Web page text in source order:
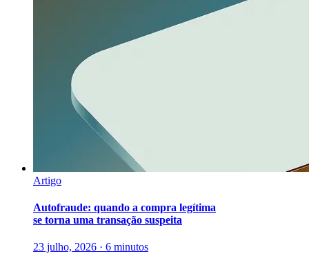
Artigo
Autofraude: quando a compra legítima
se torna uma transação suspeita
23 julho, 2026 · 6 minutos